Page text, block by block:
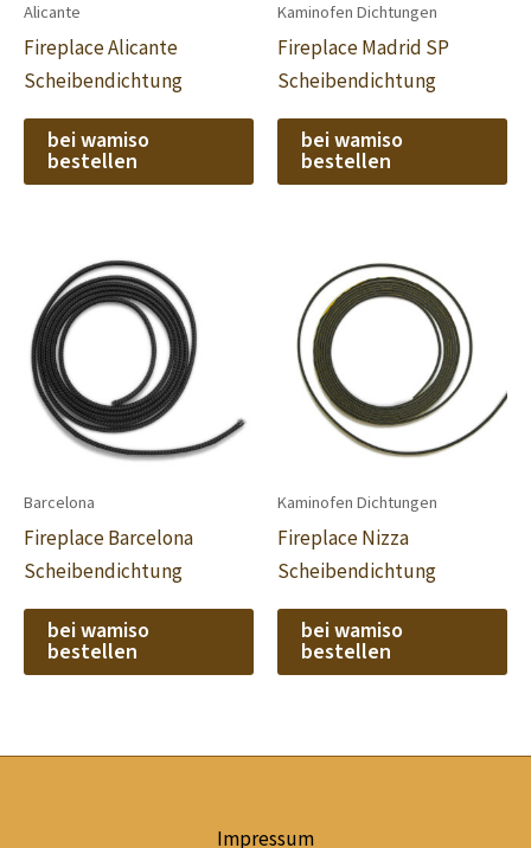
Alicante
Fireplace Alicante
Scheibendichtung
bei wamiso
bestellen
Kaminofen Dichtungen
Fireplace Madrid SP
Scheibendichtung
bei wamiso
bestellen
Barcelona
Fireplace Barcelona
Scheibendichtung
bei wamiso
bestellen
Kaminofen Dichtungen
Fireplace Nizza
Scheibendichtung
bei wamiso
bestellen
Impressum